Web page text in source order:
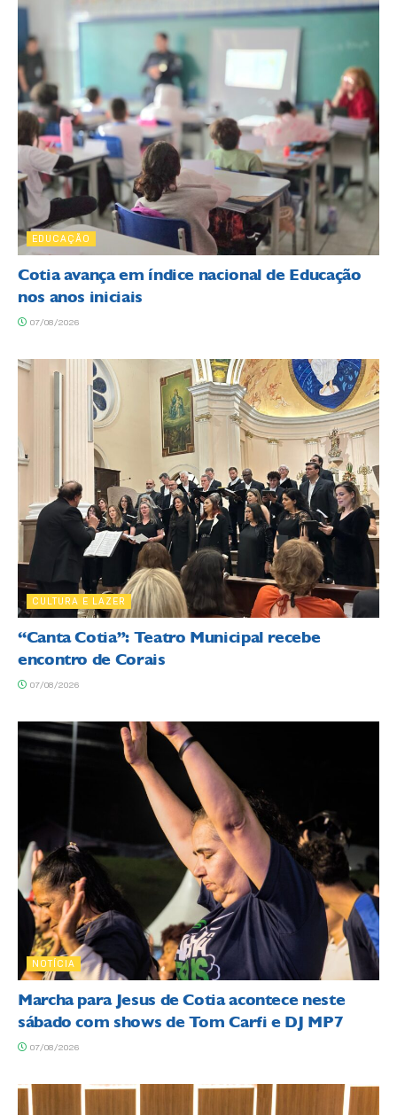
EDUCAÇÃO
Cotia avança em índice nacional de Educação
nos anos iniciais
07/08/2026
CULTURA E LAZER
“Canta Cotia”: Teatro Municipal recebe
encontro de Corais
07/08/2026
NOTÍCIA
Marcha para Jesus de Cotia acontece neste
sábado com shows de Tom Carfi e DJ MP7
07/08/2026